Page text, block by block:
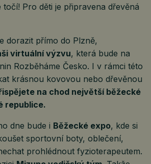
točí! Pro děti je připravena dřevěná
dorazit přímo do Plzně,
virtuální výzvu, která bude na
Rozběháme Česko. I v rámci této
krásnou kovovou nebo dřevěnou
na chod největší běžecké
republice.
dne bude i Běžecké expo, kde si
sportovní boty, oblečení,
prohlédnout fyzioterapeutem.